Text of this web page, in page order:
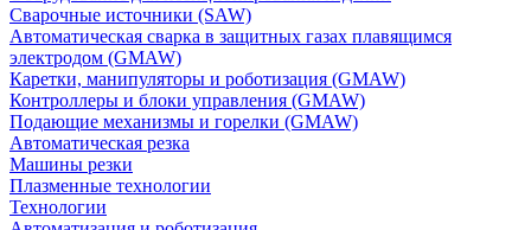
Сварочные источники (SAW)
Автоматическая сварка в защитных газах плавящимся
электродом (GMAW)
Каретки, манипуляторы и роботизация (GMAW)
Контроллеры и блоки управления (GMAW)
Подающие механизмы и горелки (GMAW)
Автоматическая резка
Машины резки
Плазменные технологии
Технологии